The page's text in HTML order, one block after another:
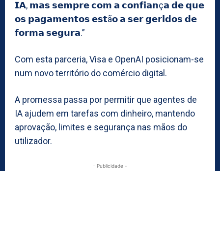
𝗜𝗔, 𝗺𝗮𝘀 𝘀𝗲𝗺𝗽𝗿𝗲 𝗰𝗼𝗺 𝗮 𝗰𝗼𝗻𝗳𝗶𝗮𝗻ç𝗮 𝗱𝗲 𝗾𝘂𝗲
𝗼𝘀 𝗽𝗮𝗴𝗮𝗺𝗲𝗻𝘁𝗼𝘀 𝗲𝘀𝘁ã𝗼 𝗮 𝘀𝗲𝗿 𝗴𝗲𝗿𝗶𝗱𝗼𝘀 𝗱𝗲
𝗳𝗼𝗿𝗺𝗮 𝘀𝗲𝗴𝘂𝗿𝗮.”
Com esta parceria, Visa e OpenAI posicionam-se
num novo território do comércio digital.
A promessa passa por permitir que agentes de
IA ajudem em tarefas com dinheiro, mantendo
aprovação, limites e segurança nas mãos do
utilizador.
- Publicidade -